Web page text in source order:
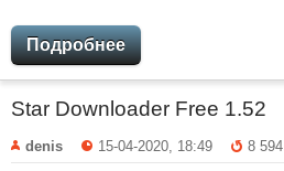
Подробнее
Star Downloader Free 1.52
denis 15-04-2020, 18:49
8 594